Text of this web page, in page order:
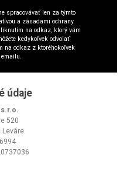
spracovávať len za týmto
a zásadami ochrany
na odkaz, ktorý vám
kedykoľvek odvolať
na odkaz z ktoréhokoľvek
údaje
520
Leváre